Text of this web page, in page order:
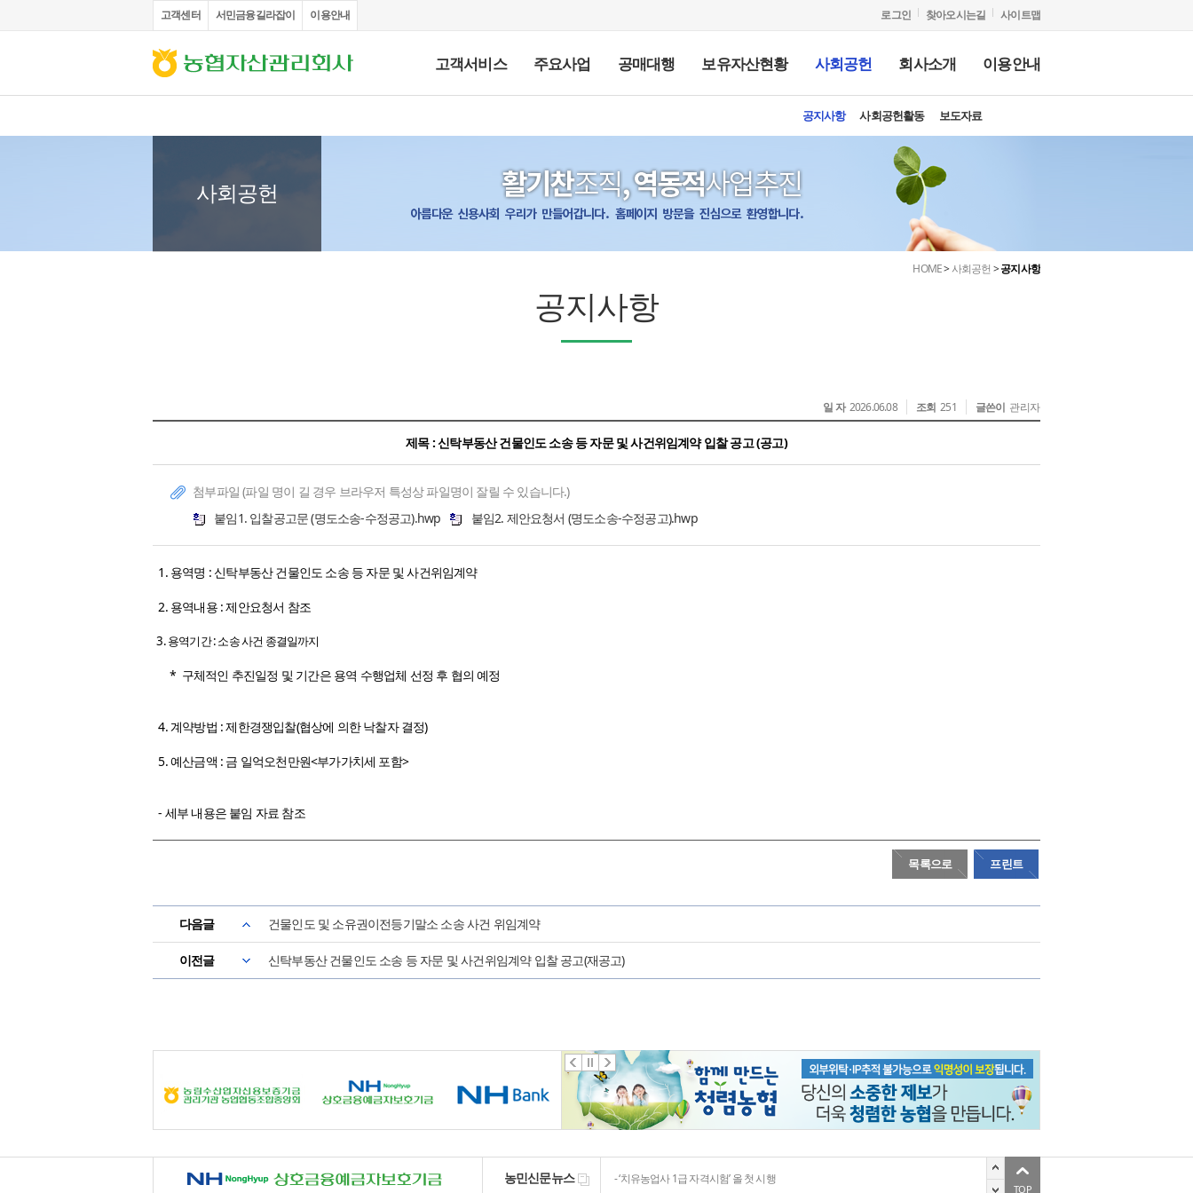
고객센터 서민금융길라잡이 이용안내 로그인 찾아오시는길 사이트맵
고객서비스 주요사업
재산조사
공매대행
매각위임 절차안내 입찰절차 및 유의사항
보유자산현황
추천물건
사회공헌
공지사항 사회공헌활동 보도자료
회사소개
채용정보 윤리경영 안전보건 서민금융길라잡이
이용안내
소멸시효 완성채권 추심 관련 금융소비자 유의사항
사회공헌
HOME>사회공헌 >공지사항
공지사항
일 자 2026.06.08 조회 251 글쓴이 관리자
제목 : 신탁부동산 건물인도 소송 등 자문 및 사건위임계약 입찰 공고 (공고)
첨부파일 (파일 명이 길 경우 브라우저 특성상 파일명이 잘릴 수 있습니다.)
붙임1. 입찰공고문 (명도소송-수정공고).hwp
붙임2. 제안요청서 (명도소송-수정공고).hwp
1. 용역명 : 신탁부동산 건물인도 소송 등 자문 및 사건위임계약
2. 용역내용 : 제안요청서 참조
3. 용역기간 : 소송 사건 종결일까지
* 구체적인 추진일정 및 기간은 용역 수행업체 선정 후 협의 예정
4. 계약방법 : 제한경쟁입찰(협상에 의한 낙찰자 결정)
5. 예산금액 : 금 일억오천만원<부가가치세 포함>
- 세부 내용은 붙임 자료 참조
목록으로 프린트
다음글 건물인도 및 소유권이전등기말소 소송 사건 위임계약
이전글 신탁부동산 건물인도 소송 등 자문 및 사건위임계약 입찰 공고(재공고)
NH 상호금융예금자보호기금 농민신문뉴스
조생종 배 ‘원황’ 일찍 맛본다…고온에 ‘배’ 수확시기 앞당겨져
‘치유농업사 1급 자격시험’ 올 첫 시행
TOP